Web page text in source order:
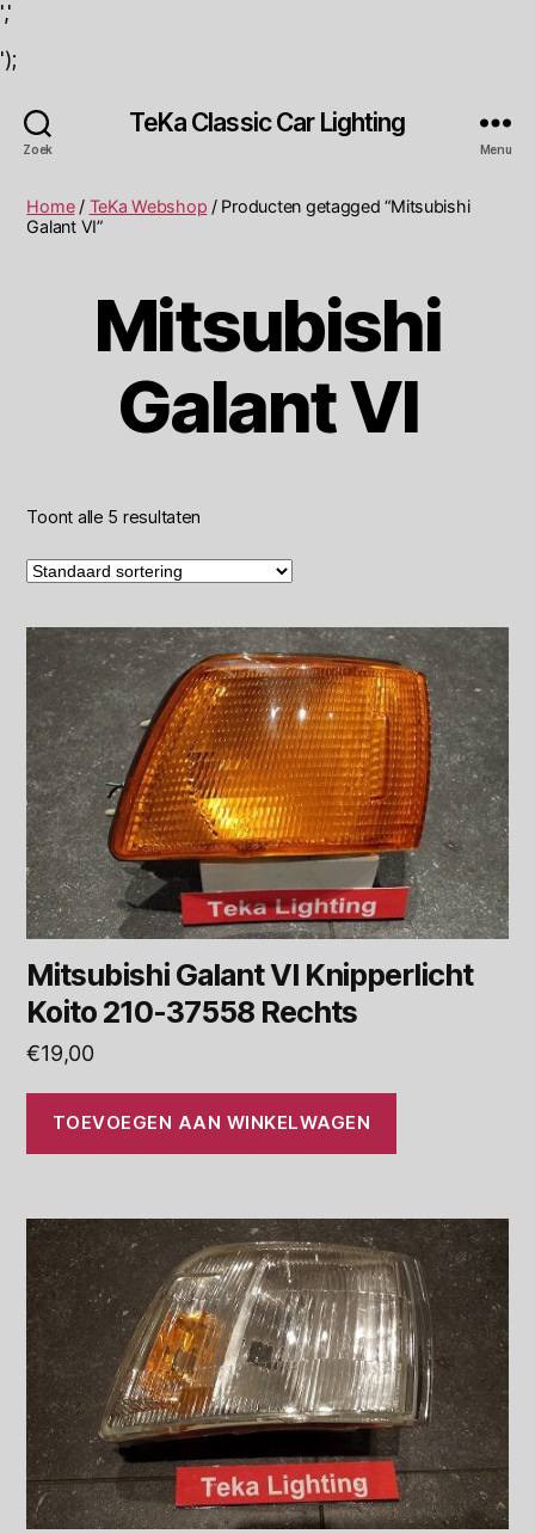
','
');
Zoek
TeKa Classic Car Lighting
Menu
Home/ TeKa Webshop / Producten getagged “Mitsubishi
Galant VI”
Mitsubishi
Galant VI
Toont alle 5 resultaten
Mitsubishi Galant VI Knipperlicht
Koito 210-37558 Rechts
€19,00
TOEVOEGEN AAN WINKELWAGEN